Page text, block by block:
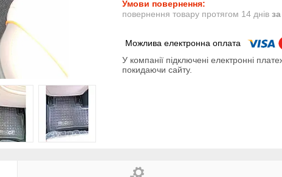
повернення товару протягом 14 днів
У компанії підключені електронні
покидаючи сайту.